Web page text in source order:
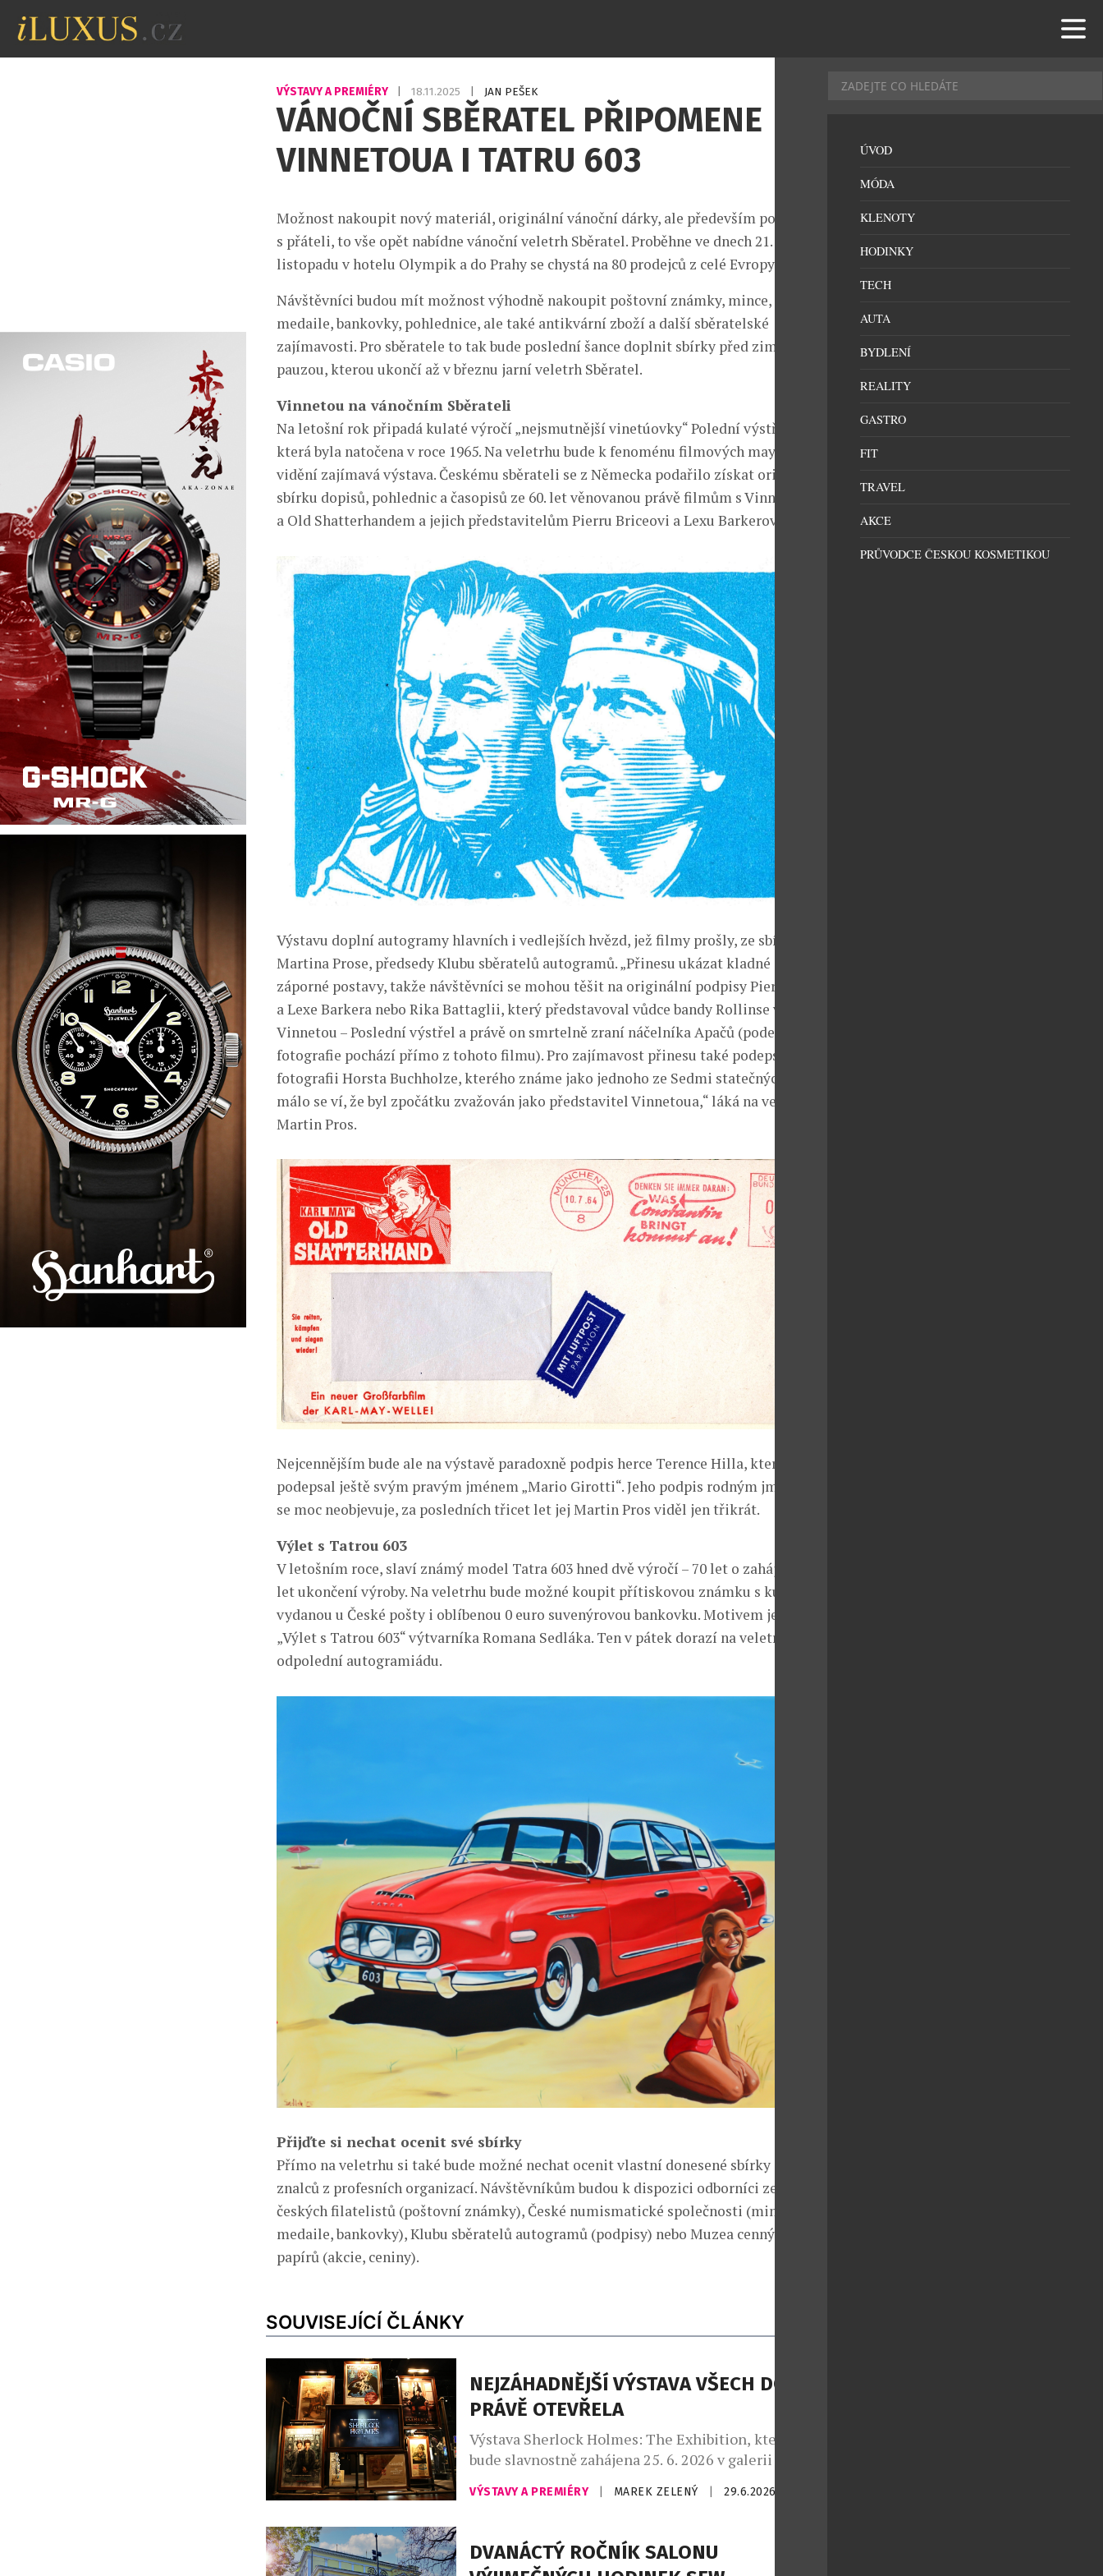
VÝSTAVY A PREMIÉRY 18.11.2025 JAN PEŠEK
VÁNOČNÍ SBĚRATEL PŘIPOMENE
VINNETOUA I TATRU 603
Možnost nakoupit nový materiál, originální vánoční dárky, ale především potkat se
s přáteli, to vše opět nabídne vánoční veletrh Sběratel. Proběhne ve dnech 21. – 22.
listopadu v hotelu Olympik a do Prahy se chystá na 80 prodejců z celé Evropy.
Návštěvníci budou mít možnost výhodně nakoupit poštovní známky, mince,
medaile, bankovky, pohlednice, ale také antikvární zboží a další sběratelské
zajímavosti. Pro sběratele to tak bude poslední šance doplnit sbírky před zimní
pauzou, kterou ukončí až v březnu jarní veletrh Sběratel.
Vinnetou na vánočním Sběrateli
Na letošní rok připadá kulaté výročí „nejsmutnější vinetúovky“ Polední výstřel,
která byla natočena v roce 1965. Na veletrhu bude k fenoménu filmových mayovek k
vidění zajímavá výstava. Českému sběrateli se z Německa podařilo získat originální
sbírku dopisů, pohlednic a časopisů ze 60. let věnovanou právě filmům s Vinnetouem
a Old Shatterhandem a jejich představitelům Pierru Briceovi a Lexu Barkerovi.
Výstavu doplní autogramy hlavních i vedlejších hvězd, jež filmy prošly, ze sbírek
Martina Prose, předsedy Klubu sběratelů autogramů. „Přinesu ukázat kladné i
záporné postavy, takže návštěvníci se mohou těšit na originální podpisy Pierra Brice
a Lexe Barkera nebo Rika Battaglii, který představoval vůdce bandy Rollinse ve filmu
Vinnetou – Poslední výstřel a právě on smrtelně zraní náčelníka Apačů (podepsaná
fotografie pochází přímo z tohoto filmu). Pro zajímavost přinesu také podepsanou
fotografii Horsta Buchholze, kterého známe jako jednoho ze Sedmi statečných, ale
málo se ví, že byl zpočátku zvažován jako představitel Vinnetoua,“ láká na veletrh
Martin Pros.
Nejcennějším bude ale na výstavě paradoxně podpis herce Terence Hilla, který se
podepsal ještě svým pravým jménem „Mario Girotti“. Jeho podpis rodným jménem
se moc neobjevuje, za posledních třicet let jej Martin Pros viděl jen třikrát.
Výlet s Tatrou 603
V letošním roce, slaví známý model Tatra 603 hned dvě výročí – 70 let o zahájení a 50
let ukončení výroby. Na veletrhu bude možné koupit přítiskovou známku s kuponem
vydanou u České pošty i oblíbenou 0 euro suvenýrovou bankovku. Motivem je obraz
„Výlet s Tatrou 603“ výtvarníka Romana Sedláka. Ten v pátek dorazí na veletrh na
odpolední autogramiádu.
Přijďte si nechat ocenit své sbírky
Přímo na veletrhu si také bude možné nechat ocenit vlastní donesené sbírky od
znalců z profesních organizací. Návštěvníkům budou k dispozici odborníci ze Svazu
českých filatelistů (poštovní známky), České numismatické společnosti (mince,
medaile, bankovky), Klubu sběratelů autogramů (podpisy) nebo Muzea cenných
papírů (akcie, ceniny).
SOUVISEJÍCÍ ČLÁNKY
NEJZÁHADNĚJŠÍ VÝSTAVA VŠECH DOB
PRÁVĚ OTEVŘELA
Výstava Sherlock Holmes: The Exhibition, která
bude slavnostně zahájena 25. 6. 2026 v galerii Bílá
Labuť na pražské Florenci, vtáhne doslova každého
návštěvníka do světa kriminalistických stop a
expozice, kterou producentsky zaštiťuje JVS Group,
propojuje vědu, historii i kulturu a odhaluje skutečné
VÝSTAVY A PREMIÉRY MAREK ZELENÝ 29.6.2026
DVANÁCTÝ ROČNÍK SALONU
ÚVOD
MÓDA
KLENOTY
HODINKY
TECH
AUTA
BYDLENÍ
REALITY
GASTRO
FIT
TRAVEL
AKCE
PRŮVODCE ČESKOU KOSMETIKOU